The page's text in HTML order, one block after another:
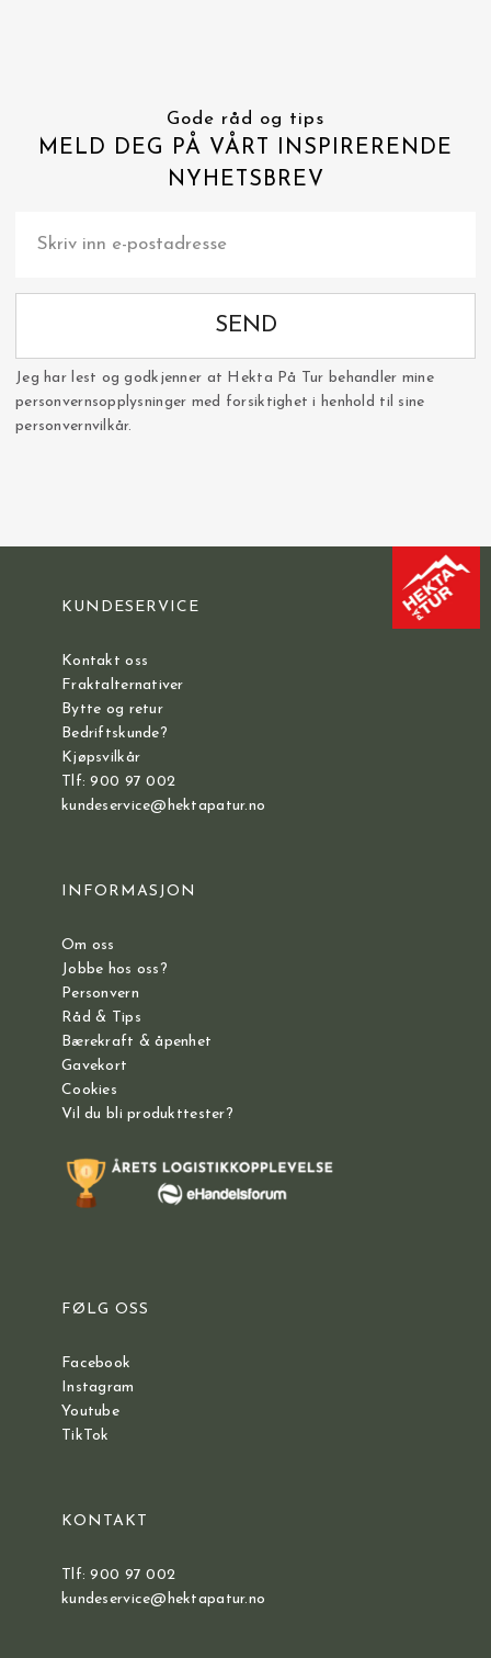
Gode råd og tips
MELD DEG PÅ VÅRT INSPIRERENDE
NYHETSBREV
SEND
Jeg har lest og godkjenner at Hekta På Tur behandler mine
personvernsopplysninger med forsiktighet i henhold til sine
personvernvilkår.
KUNDESERVICE
Kontakt oss
Fraktalternativer
Bytte og retur
Bedriftskunde?
Kjøpsvilkår
Tlf: 900 97 002
kundeservice@hektapatur.no
INFORMASJON
Om oss
Jobbe hos oss?
Personvern
Råd & Tips
Bærekraft & åpenhet
Gavekort
Cookies
Vil du bli produkttester?
FØLG OSS
Facebook
Instagram
Youtube
TikTok
KONTAKT
Tlf: 900 97 002
kundeservice@hektapatur.no